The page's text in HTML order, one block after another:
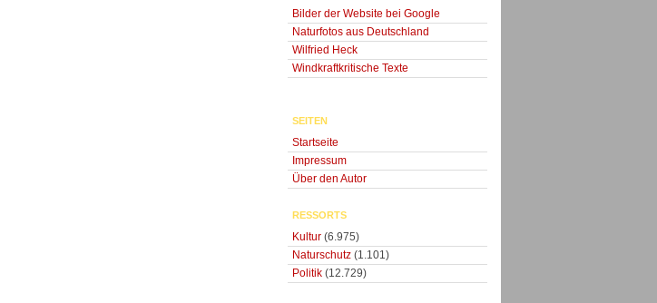
Bilder der Website bei Google
Naturfotos aus Deutschland
Wilfried Heck
Windkraftkritische Texte
SEITEN
Startseite
Impressum
Über den Autor
RESSORTS
Kultur (6.975)
Naturschutz (1.101)
Politik (12.729)